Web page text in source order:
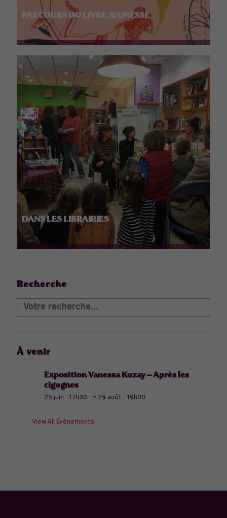
PARCOURS DU LIVRE JEUNESSE
DANS LES LIBRAIRIES
Recherche
À venir
Exposition Vanessa Kuzay – Après les
cigognes
25 juin - 17h30 --> 29 août - 19h00
View All Évènements